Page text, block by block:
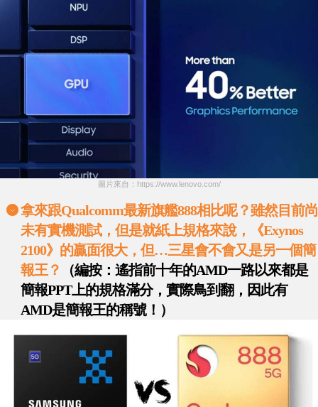
圖片來自：https://www.lenovo.com/
拿來跟Qualcomm最新旗艦888相比呢？雖然目前尚
未有實機測試，但是就紙上規格來說，《Exynos
2100》的贏面很大，但…三星會不會又是另一個簡
報王？
（編按：遙指前十年的AMD一路以來都是
簡報PPT上的規格滿分，實際鳥到翻，因此有
AMD是簡報王的稱號！）